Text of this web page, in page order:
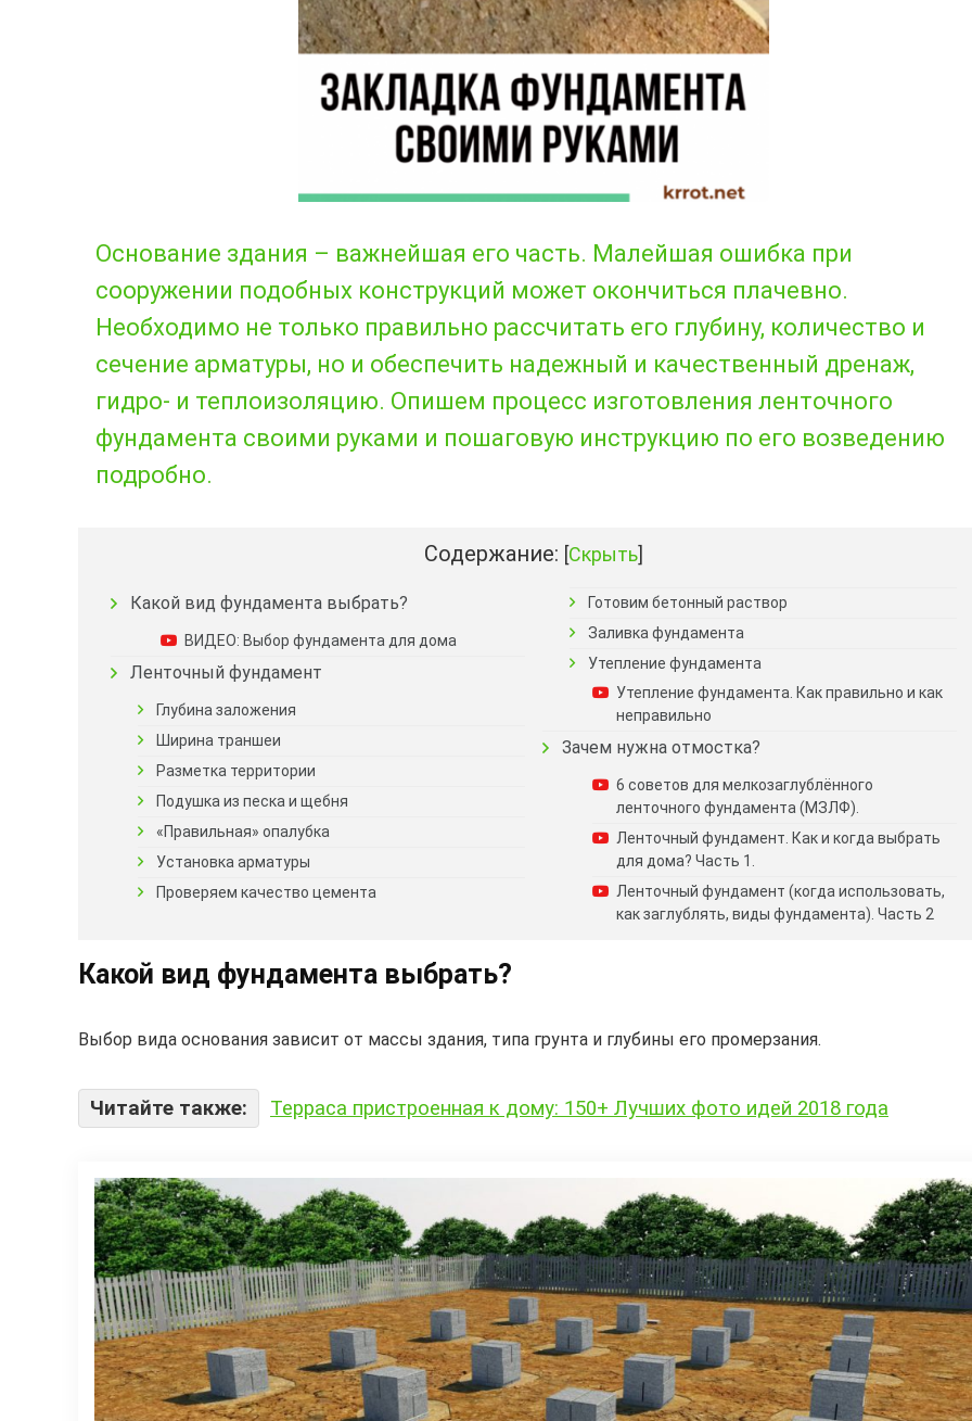
Основание здания – важнейшая его часть. Малейшая ошибка при
сооружении подобных конструкций может окончиться плачевно.
Необходимо не только правильно рассчитать его глубину, количество и
сечение арматуры, но и обеспечить надежный и качественный дренаж,
гидро- и теплоизоляцию. Опишем процесс изготовления ленточного
фундамента своими руками и пошаговую инструкцию по его возведению
подробно.
Содержание: [Скрыть]
Какой вид фундамента выбрать?
ВИДЕО: Выбор фундамента для дома
Ленточный фундамент
Глубина заложения
Ширина траншеи
Разметка территории
Подушка из песка и щебня
«Правильная» опалубка
Установка арматуры
Проверяем качество цемента
Готовим бетонный раствор
Заливка фундамента
Утепление фундамента
Утепление фундамента. Как правильно и как
неправильно
Зачем нужна отмостка?
6 советов для мелкозаглублённого
ленточного фундамента (МЗЛФ).
Ленточный фундамент. Как и когда выбрать
для дома? Часть 1.
Ленточный фундамент (когда использовать,
как заглублять, виды фундамента). Часть 2
Какой вид фундамента выбрать?
Выбор вида основания зависит от массы здания, типа грунта и глубины его промерзания.
Читайте также: Терраса пристроенная к дому: 150+ Лучших фото идей 2018 года